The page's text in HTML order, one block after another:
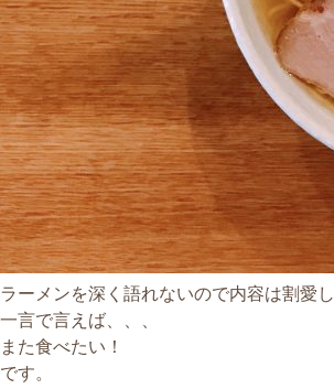
ラーメンを深く語れないので内容は割愛
一言で言えば、、、
また食べたい！
です。